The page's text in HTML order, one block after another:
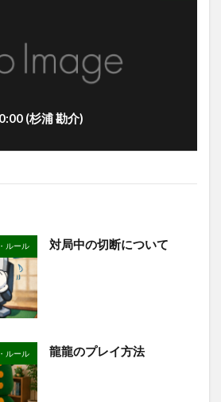
(杉浦 勘介)
ルール 対局中の切断について
ルール 龍龍のプレイ方法